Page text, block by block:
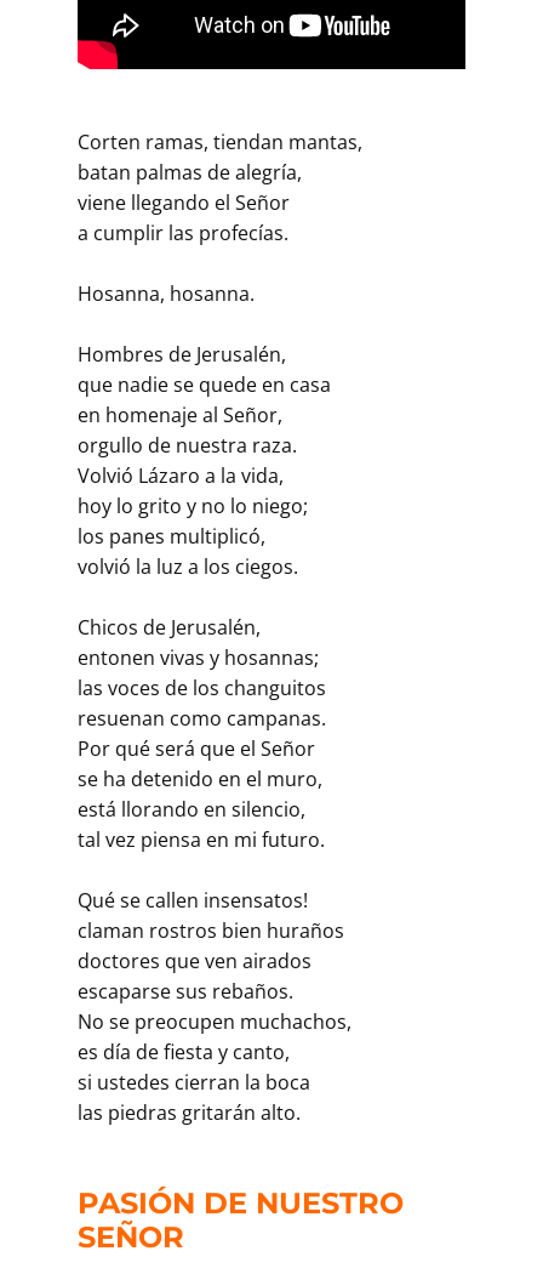
Corten ramas, tiendan mantas,
batan palmas de alegría,
viene llegando el Señor
a cumplir las profecías.
Hosanna, hosanna.
Hombres de Jerusalén,
que nadie se quede en casa
en homenaje al Señor,
orgullo de nuestra raza.
Volvió Lázaro a la vida,
hoy lo grito y no lo niego;
los panes multiplicó,
volvió la luz a los ciegos.
Chicos de Jerusalén,
entonen vivas y hosannas;
las voces de los changuitos
resuenan como campanas.
Por qué será que el Señor
se ha detenido en el muro,
está llorando en silencio,
tal vez piensa en mi futuro.
­Qué se callen insensatos!
claman rostros bien huraños
doctores que ven airados
escaparse sus rebaños.
No se preocupen muchachos,
es día de fiesta y canto,
si ustedes cierran la boca
las piedras gritarán alto.
PASIÓN DE NUESTRO
SEÑOR